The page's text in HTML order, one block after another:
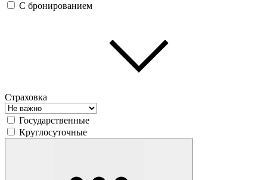
С бронированием
Страховка
Государственные
Круглосуточные